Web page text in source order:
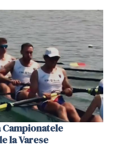
la Varese